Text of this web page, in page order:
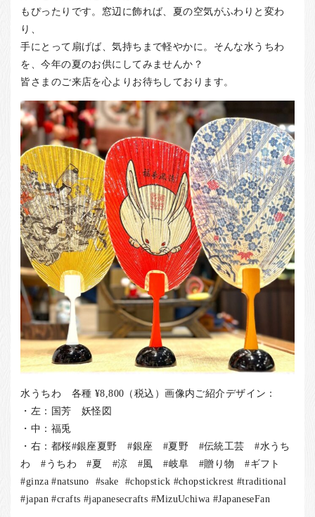
もぴったりです。窓辺に飾れば、夏の空気がふわりと変わ
り、
手にとって扇げば、気持ちまで軽やかに。そんな水うちわ
を、今年の夏のお供にしてみませんか？
皆さまのご来店を心よりお待ちしております。
水うちわ 各種 ¥8,800（税込）画像内ご紹介デザイン：
・左：国芳 妖怪図
・中：福兎
・右：都桜#銀座夏野 #銀座 #夏野 #伝統工芸 #水うち
わ #うちわ #夏 #涼 #風 #岐阜 #贈り物 #ギフト
#ginza #natsuno #sake #chopstick #chopstickrest #traditional
#japan #crafts #japanesecrafts #MizuUchiwa #JapaneseFan